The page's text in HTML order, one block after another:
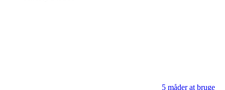
5 måder at bruge